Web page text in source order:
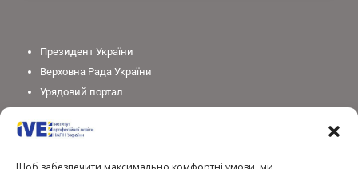
Президент України
Верховна Рада України
Урядовий портал
Міністерство освіти і науки України